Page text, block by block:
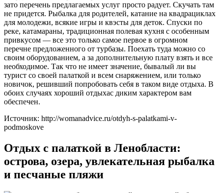
зато перечень предлагаемых услуг просто радует. Скучать там
не придется. Рыбалка для родителей, катание на квадрациклах
для молодежи, всякие игры и квэсты для деток. Спуски по
реке, катамараны, традиционная полевая кухня с особенным
привкусом — все это только самое первое в огромном
перечне предложенного от турбазы. Поехать туда можно со
своим оборудованием, а за дополнительную плату взять и все
необходимое. Так что не имеет значение, бывалый ли вы
турист со своей палаткой и всем снаряжением, или только
новичок, решивший попробовать себя в таком виде отдыха. В
обоих случаях хороший отдыхас диким характером вам
обеспечен.
Источник: http://womanadvice.ru/otdyh-s-palatkami-v-
podmoskove
Отдых с палаткой в Ленобласти:
острова, озера, увлекательная рыбалка
и песчаные пляжи